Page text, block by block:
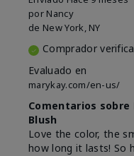
por Nancy
de New York, NY
Comprador
Evaluado en
marykay.com/en-us/
Comentarios
Blush
Love the color, the
how long it lasts! So